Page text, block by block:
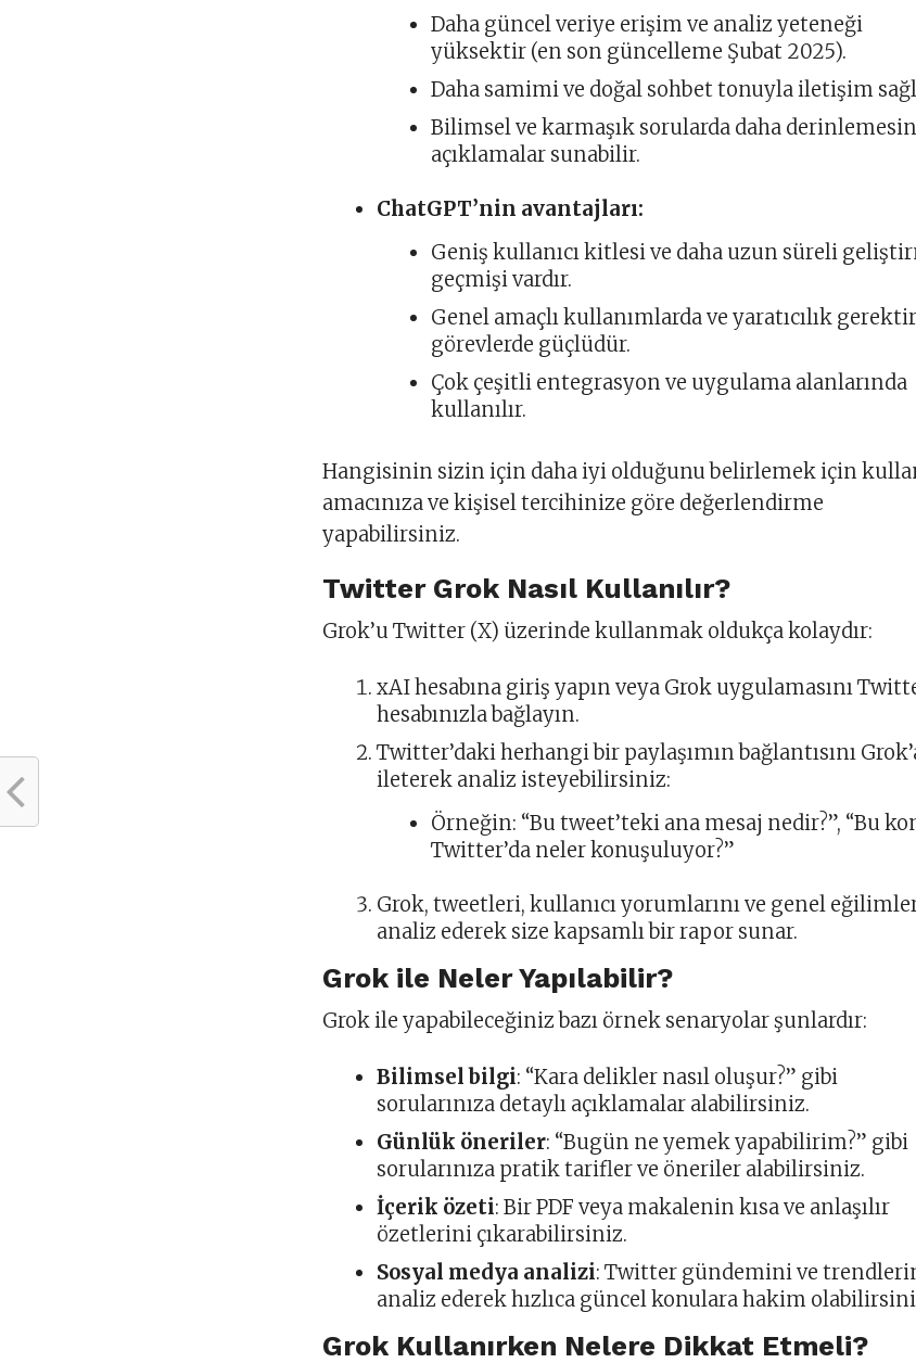
Daha güncel veriye erişim ve analiz yeteneği
yüksektir (en son güncelleme Şubat 2025).
Daha samimi ve doğal sohbet tonuyla iletişim
Bilimsel ve karmaşık sorularda daha
açıklamalar sunabilir.
ChatGPT’nin avantajları:
Geniş kullanıcı kitlesi ve daha uzun süreli
geçmişi vardır.
Genel amaçlı kullanımlarda ve yaratıcılık
görevlerde güçlüdür.
Çok çeşitli entegrasyon ve uygulama alanlarında
kullanılır.
Hangisinin sizin için daha iyi olduğunu belirlemek için
amacınıza ve kişisel tercihinize göre değerlendirme
yapabilirsiniz.
Twitter Grok Nasıl Kullanılır?
Grok’u Twitter (X) üzerinde kullanmak oldukça kolaydır:
xAI hesabına giriş yapın veya Grok uygulamasını
hesabınızla bağlayın.
Twitter’daki herhangi bir paylaşımın bağlantısını
ileterek analiz isteyebilirsiniz:
Örneğin: “Bu tweet’teki ana mesaj nedir?”, “Bu
Twitter’da neler konuşuluyor?”
Grok, tweetleri, kullanıcı yorumlarını ve genel
analiz ederek size kapsamlı bir rapor sunar.
Grok ile Neler Yapılabilir?
Grok ile yapabileceğiniz bazı örnek senaryolar şunlardır:
Bilimsel bilgi: “Kara delikler nasıl oluşur?” gibi
sorularınıza detaylı açıklamalar alabilirsiniz.
Günlük öneriler: “Bugün ne yemek yapabilirim?” gibi
sorularınıza pratik tarifler ve öneriler alabilirsiniz.
İçerik özeti: Bir PDF veya makalenin kısa ve anlaşılır
özetlerini çıkarabilirsiniz.
Sosyal medya analizi: Twitter gündemini ve
analiz ederek hızlıca güncel konulara hakim
Grok Kullanırken Nelere Dikkat Etmeli?